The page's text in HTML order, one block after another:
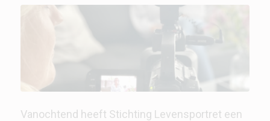
Vanochtend heeft Stichting Levensportret een